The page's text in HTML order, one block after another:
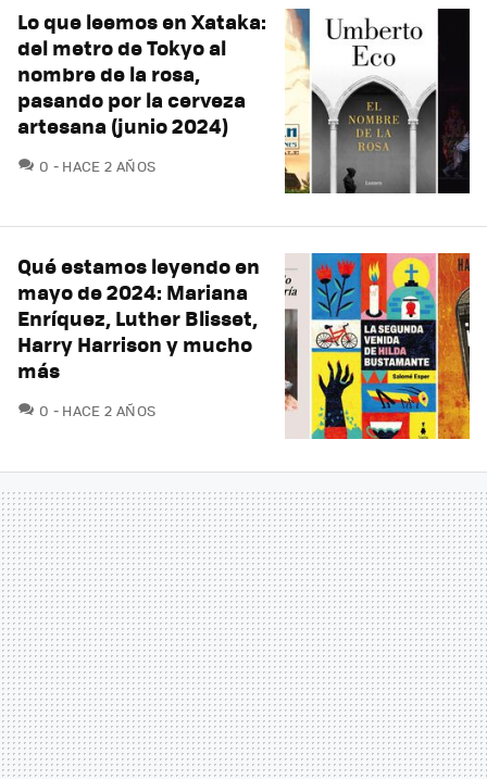
Lo que leemos en Xataka:
del metro de Tokyo al
nombre de la rosa,
pasando por la cerveza
artesana (junio 2024)
0 COMENTARIOS
HACE 2 AÑOS
Qué estamos leyendo en
mayo de 2024: Mariana
Enríquez, Luther Blisset,
Harry Harrison y mucho
más
0 COMENTARIOS
HACE 2 AÑOS